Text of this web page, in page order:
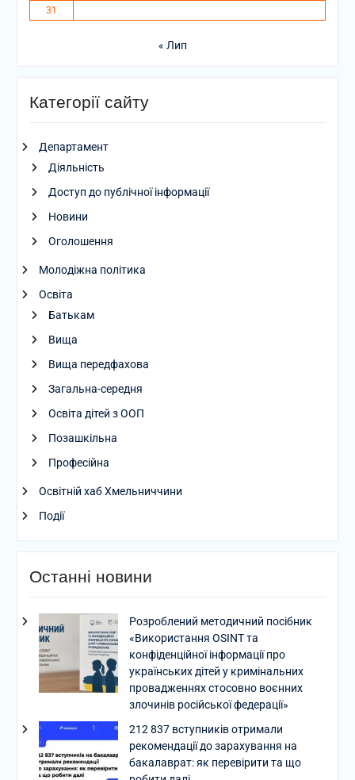
31
« Лип
Категорії сайту
Департамент
Діяльність
Доступ до публічної інформації
Новини
Оголошення
Молодіжна політика
Освіта
Батькам
Вища
Вища передфахова
Загальна-середня
Освіта дітей з ООП
Позашкільна
Професійна
Освітній хаб Хмельниччини
Події
Останні новини
Розроблений методичний посібник
«Використання OSINT та
конфіденційної інформації про
українських дітей у кримінальних
провадженнях стосовно воєнних
злочинів російської федерації»
212 837 вступників отримали
рекомендації до зарахування на
бакалаврат: як перевірити та що